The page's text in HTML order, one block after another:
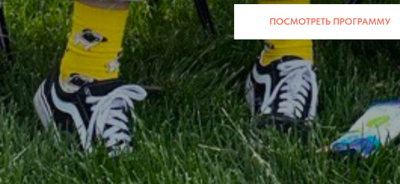
ПОСМОТРЕТЬ ПРОГРАММУ